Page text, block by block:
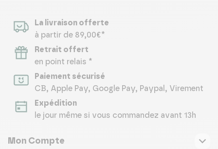
La livraison offerte
à partir de 89,00€*
Retrait offert
en point relais *
Paiement sécurisé
CB, Apple Pay, Google Pay, Paypal, Virement
Expédition
le jour même si vous commandez avant 13h
Mon Compte